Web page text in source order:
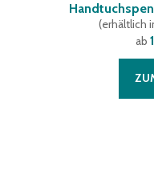
(erhältlich
ab